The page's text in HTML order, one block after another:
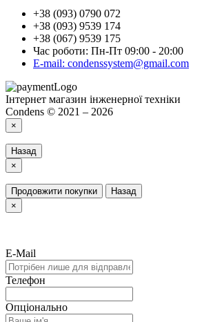
+38 (093) 0790 072
+38 (093) 9539 174
+38 (067) 9539 175
Час роботи: Пн-Пт 09:00 - 20:00
E-mail: condenssystem@gmail.com
Інтернет магазин інженерної техніки
Condens © 2021 – 2026
×
Назад
×
Продовжити покупки
Назад
×
E-Mail
Телефон
Опціонально